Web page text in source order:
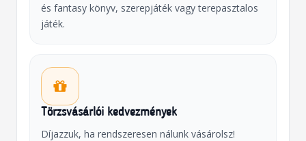
és fantasy könyv, szerepjáték vagy terepasztalos
játék.
Törzsvásárlói kedvezmények
Díjazzuk, ha rendszeresen nálunk vásárolsz!